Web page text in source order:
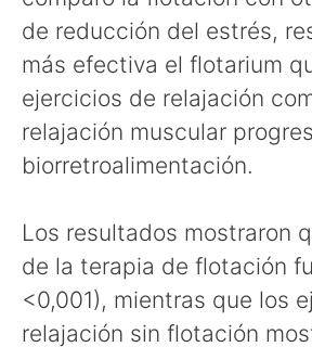
de reducción del estrés,
más efectiva el flotarium
ejercicios de relajación
relajación muscular
biorretroalimentación.
Los resultados mostraron
de la terapia de flotación
<0,001), mientras que los
relajación sin flotación